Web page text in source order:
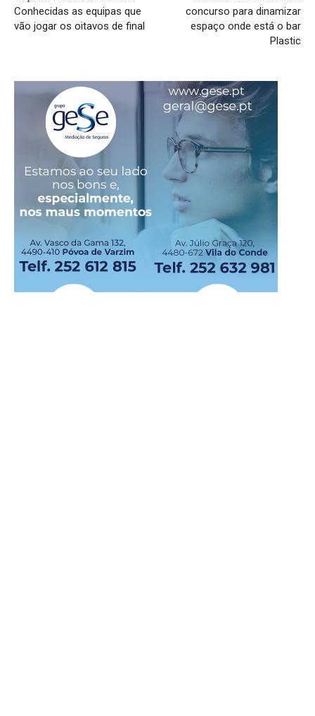
Conhecidas as equipas que
vão jogar os oitavos de final
concurso para dinamizar
espaço onde está o bar
Plastic